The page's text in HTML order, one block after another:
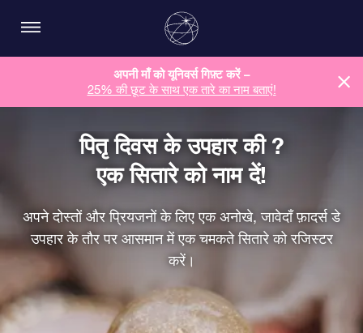
अपनी माँ को यूनिवर्स गिफ़्ट करें –
25% की छूट के साथ एक तारे का नाम बताएं!
पितृ दिवस के उपहार की ?
एक सितारे को नाम दें!
अपने दोस्तों और प्रियजनों के लिए एक अनोखे, जावेदाँ फ़ादर्स डे
उपहार के तौर पर आसमान में एक चमकते सितारे को रजिस्टर
करें।